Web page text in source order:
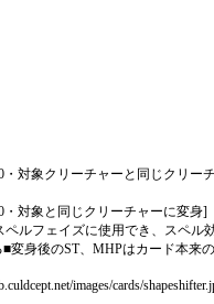
・対象クリーチャーと同じクリー
・対象と同じクリーチャーに変身]
ペルフェイズに使用でき、スペル
変身後のST、MHPはカード本来
images/cards/